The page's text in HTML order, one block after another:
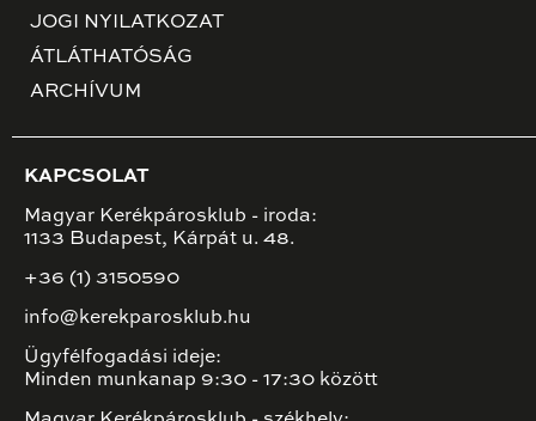
JOGI NYILATKOZAT
ÁTLÁTHATÓSÁG
ARCHÍVUM
KAPCSOLAT
Magyar Kerékpárosklub - iroda:
1133 Budapest, Kárpát u. 48.
+36 (1) 3150590
info@kerekparosklub.hu
Ügyfélfogadási ideje:
Minden munkanap 9:30 - 17:30 között